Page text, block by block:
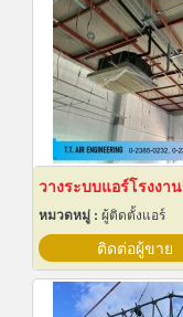
วางระบบแอร์โรงงาน
หมวดหมู่ : ผู้ติดตั้งแอร์
ติดต่อผู้ขาย